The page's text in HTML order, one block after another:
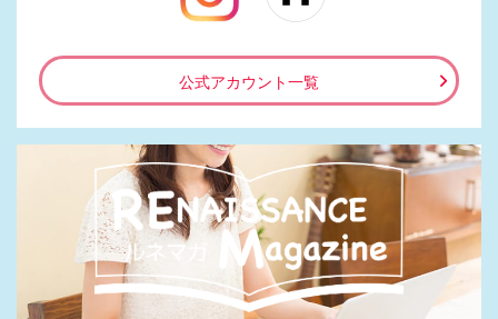
公式アカウント一覧